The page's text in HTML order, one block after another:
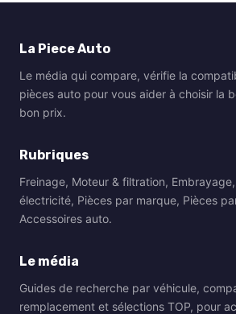
La Piece Auto
Le média qui compare, vérifie la
pièces auto pour vous aider à choisir la
bon prix.
Rubriques
Freinage, Moteur & filtration,
électricité, Pièces par marque, Pièces
Accessoires auto.
Le média
Guides de recherche par véhicule,
remplacement et sélections TOP, pour